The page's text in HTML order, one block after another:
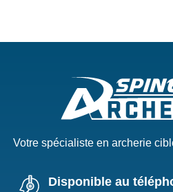
Votre spécialiste en archerie
Disponible au